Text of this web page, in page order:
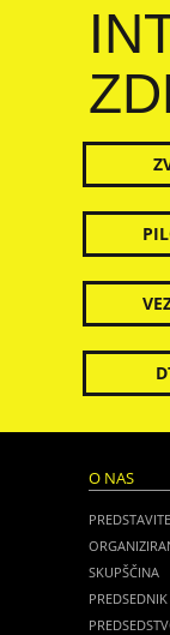
O NAS
SKUPŠČINA
PREDSEDNIK